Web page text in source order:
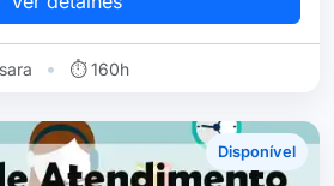
• ⏱ 160h
Disponível